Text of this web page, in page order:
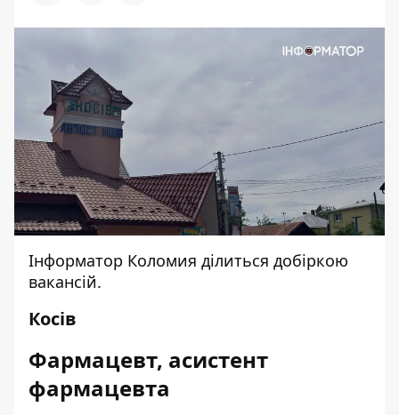
Інформатор Коломия ділиться добіркою
вакансій.
Косів
Фармацевт, асистент
фармацевта